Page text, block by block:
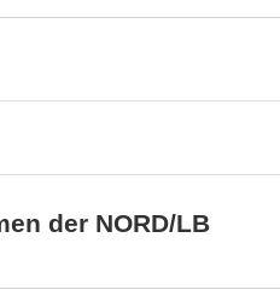
der NORD/LB